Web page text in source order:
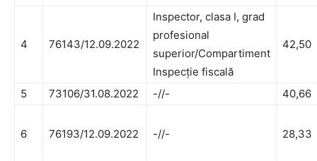
4 76143/12.09.2022
Inspector, clasa I, grad
profesional
superior/Compartiment
Inspecție fiscală
42,50
5 73106/31.08.2022 -//- 40,66
6 76193/12.09.2022 -//- 28,33